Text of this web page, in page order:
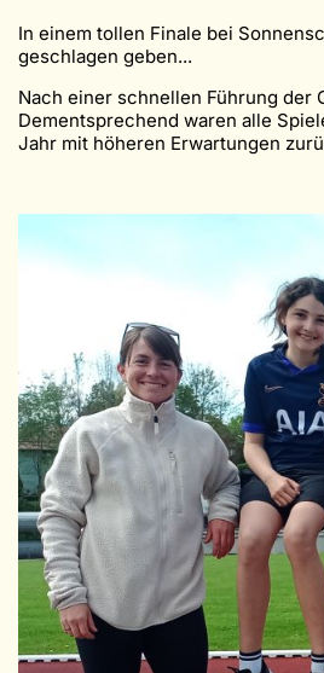
In einem tollen Finale bei
geschlagen geben...
Nach einer schnellen Führung der
Dementsprechend waren alle
Jahr mit höheren Erwartungen